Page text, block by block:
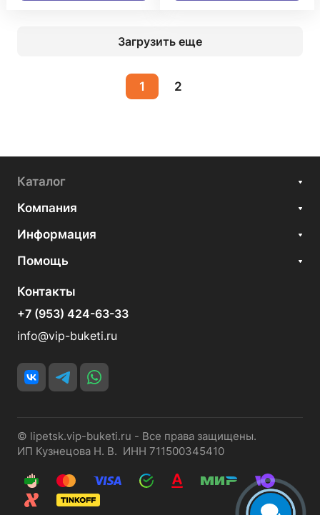
Загрузить еще
1 2
Каталог
Компания
Информация
Помощь
Контакты
+7 (953) 424-63-33
info@vip-buketi.ru
© lipetsk.vip-buketi.ru - Все права защищены.
ИП Кузнецова Н. В. ИНН 711500345410